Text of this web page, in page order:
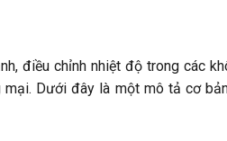
điều chỉnh nhiệt độ trong các
mại. Dưới đây là một mô tả cơ